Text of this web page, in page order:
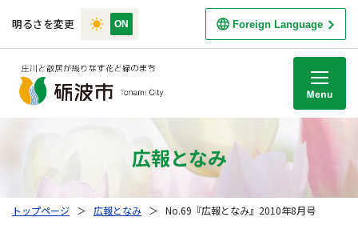
明るさを変更 Foreign Language
広報となみ
トップページ ＞ 広報となみ ＞ No.69『広報となみ』2010年8月号